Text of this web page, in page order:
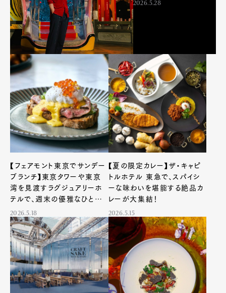
2026.5.28
【フェアモント東京でサンデー
ブランチ】東京タワーや東京
湾を見渡すラグジュアリーホ
テルで、週末の優雅なひととき
を
2026.5.18
【夏の限定カレー】ザ・キャピ
トルホテル 東急で、スパイシ
ーな味わいを堪能する絶品カ
レーが大集結！
2026.5.15